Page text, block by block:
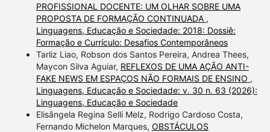
PROFISSIONAL DOCENTE: UM OLHAR SOBRE UMA
PROPOSTA DE FORMAÇÃO CONTINUADA ,
Linguagens, Educação e Sociedade: 2018: Dossiê:
Formação e Currículo: Desafios Contemporâneos
Tarliz Liao, Robson dos Santos Pereira, Andrea Thees,
Maycon Silva Aguiar, REFLEXOS DE UMA AÇÃO ANTI-
FAKE NEWS EM ESPAÇOS NÃO FORMAIS DE ENSINO ,
Linguagens, Educação e Sociedade: v. 30 n. 63 (2026):
Linguagens, Educação e Sociedade
Elisângela Regina Selli Melz, Rodrigo Cardoso Costa,
Fernando Michelon Marques, OBSTÁCULOS